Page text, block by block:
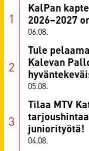
06.08.
KalPan
2026–2027
05.08.
Tule
Kalevan
04.08.
Tilaa MTV
juniorityötä!